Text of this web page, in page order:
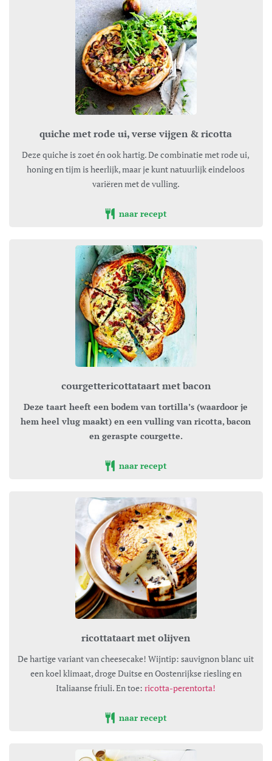
quiche met rode ui, verse vijgen & ricotta
Deze quiche is zoet én ook hartig. De combinatie met rode ui,
honing en tijm is heerlijk, maar je kunt natuurlijk eindeloos
variëren met de vulling.
naar recept
courgettericottataart met bacon
Deze taart heeft een bodem van tortilla’s (waardoor je
hem heel vlug maakt) en een vulling van ricotta, bacon
en geraspte courgette.
naar recept
ricottataart met olijven
De hartige variant van cheesecake! Wijntip: sauvignon blanc uit
een koel klimaat, droge Duitse en Oostenrijkse riesling en
Italiaanse friuli. En toe:ricotta-perentorta!
naar recept